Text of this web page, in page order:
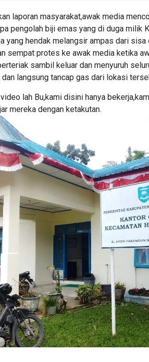
laporan masyarakat,awak media
pengolah biji emas yang di duga milik
yang hendak melangsir ampas dari sisa
sempat protes ke awak media ketika
sambil keluar dan menyuruh
langsung tancap gas dari lokasi
video lah Bu,kami disini hanya
mereka dengan ketakutan.